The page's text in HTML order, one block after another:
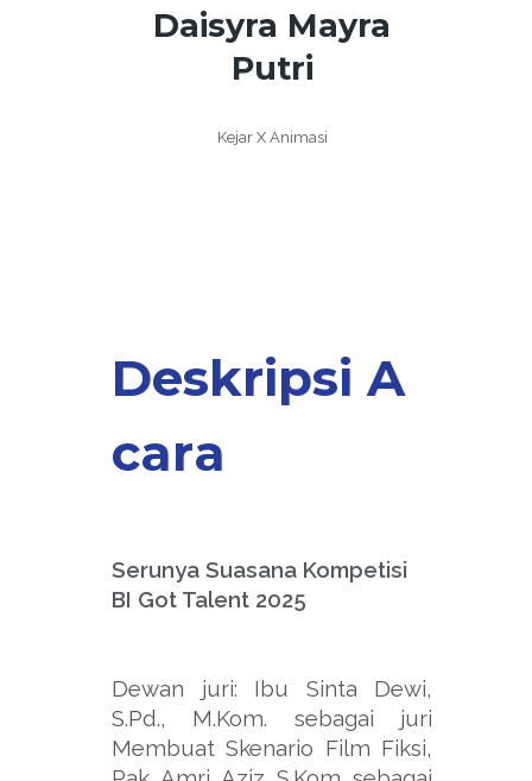
Daisyra Mayra
Putri
Kejar X Animasi
Deskripsi A
cara
Serunya Suasana Kompetisi
BI Got Talent 2025
Dewan juri: Ibu Sinta Dewi,
S.Pd., M.Kom. sebagai juri
Membuat Skenario Film Fiksi,